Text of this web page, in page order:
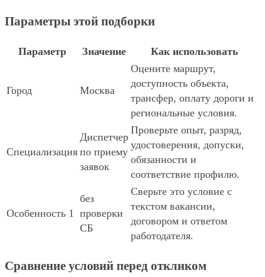
Параметры этой подборки
Параметр Значение Как использовать
Город Москва
Оцените маршрут,
доступность объекта,
трансфер, оплату дороги и
региональные условия.
Специализация
Диспетчер
по приему
заявок
Проверьте опыт, разряд,
удостоверения, допуски,
обязанности и
соответствие профилю.
Особенность 1
без
проверки
СБ
Сверьте это условие с
текстом вакансии,
договором и ответом
работодателя.
Сравнение условий перед откликом